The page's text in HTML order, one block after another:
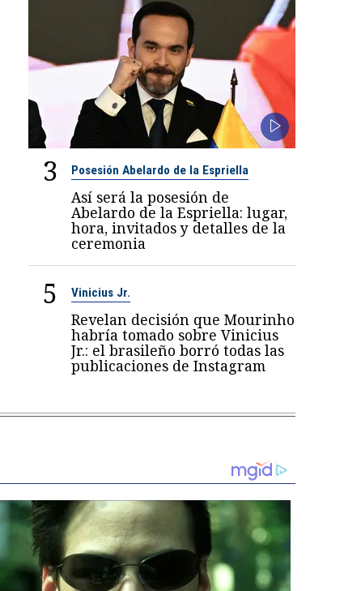
3 Posesión Abelardo de la Espriella
Así será la posesión de
Abelardo de la Espriella: lugar,
hora, invitados y detalles de la
ceremonia
5 Vinicius Jr.
Revelan decisión que Mourinho
habría tomado sobre Vinicius
Jr.: el brasileño borró todas las
publicaciones de Instagram